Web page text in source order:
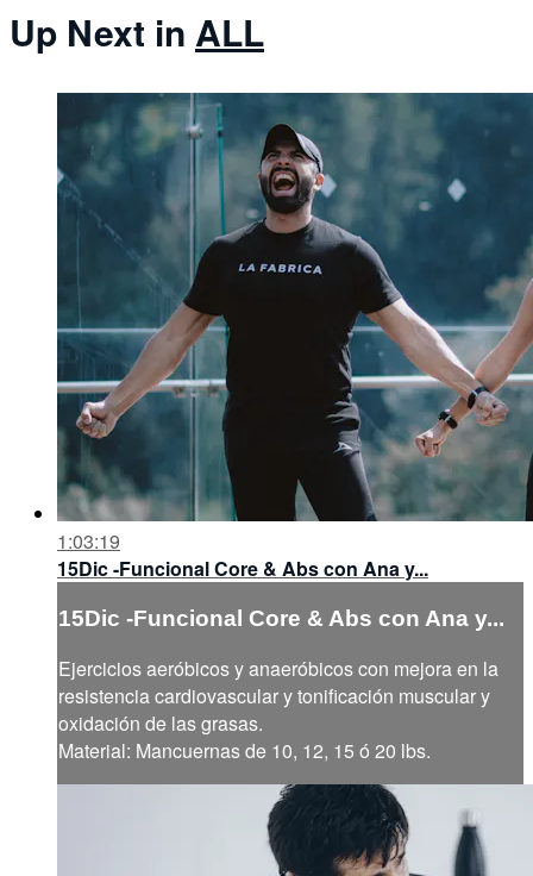
Up Next in ALL
1:03:19
15Dic -Funcional Core & Abs con Ana y...
15Dic -Funcional Core & Abs con Ana y...
Ejercicios aeróbicos y anaeróbicos con mejora en la
resistencia cardiovascular y tonificación muscular y
oxidación de las grasas.
Material: Mancuernas de 10, 12, 15 ó 20 lbs.